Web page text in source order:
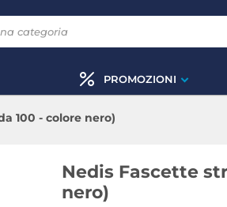
PROMOZIONI
100 - colore nero)
Nedis Fascette
nero)